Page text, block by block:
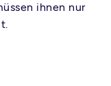
ihnen nur